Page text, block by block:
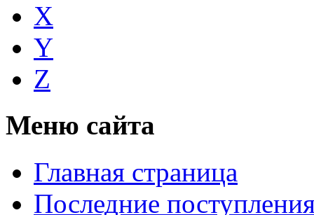
X
Y
Z
Меню сайта
Главная страница
Последние